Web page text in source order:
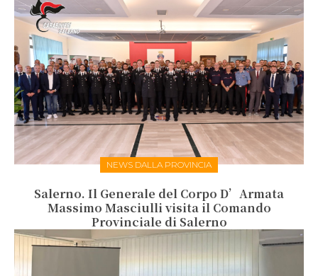
NEWS DALLA PROVINCIA
Salerno. Il Generale del Corpo D’Armata
Massimo Masciulli visita il Comando
Provinciale di Salerno